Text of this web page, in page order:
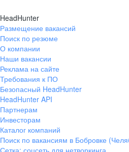
HeadHunter
Размещение вакансий
Поиск по резюме
О компании
Наши вакансии
Реклама на сайте
Требования к ПО
Безопасный HeadHunter
HeadHunter API
Партнерам
Инвесторам
Каталог компаний
Поиск по вакансиям в Бобровке
Сетка: соцсеть для нетворкинга